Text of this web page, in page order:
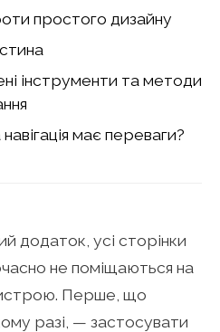
простого дизайну
інструменти та методи
має переваги?
додаток, усі сторінки
не поміщаються на
Перше, що
разі, — застосувати